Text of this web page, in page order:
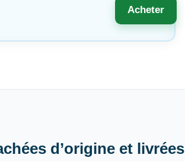
Acheter
d’origine et livrées